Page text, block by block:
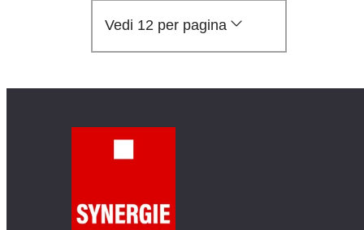
Vedi 12 per pagina